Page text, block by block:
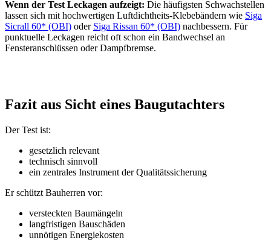
Wenn der Test Leckagen aufzeigt: Die häufigsten Schwachstellen
lassen sich mit hochwertigen Luftdichtheits-Klebebändern wie Siga
Sicrall 60* (OBI) oder Siga Rissan 60* (OBI) nachbessern. Für
punktuelle Leckagen reicht oft schon ein Bandwechsel an
Fensteranschlüssen oder Dampfbremse.
Fazit aus Sicht eines Baugutachters
Der Test ist:
gesetzlich relevant
technisch sinnvoll
ein zentrales Instrument der Qualitätssicherung
Er schützt Bauherren vor:
versteckten Baumängeln
langfristigen Bauschäden
unnötigen Energiekosten